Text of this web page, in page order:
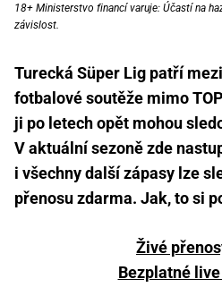
18+ Ministerstvo financí varuje: Účastí na
závislost.
Turecká Süper Lig patří
fotbalové soutěže mimo
ji po letech opět mohou
V aktuální sezoně zde
i všechny další zápasy lze
přenosu zdarma. Jak, to si
Živé
Bezplatné